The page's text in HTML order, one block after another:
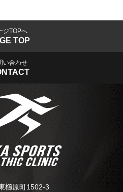
ジTOPへ
TOP
い合わせ
櫛原町1502-3